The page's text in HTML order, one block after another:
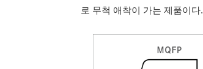
로 무척 애착이 가는 제품이다.